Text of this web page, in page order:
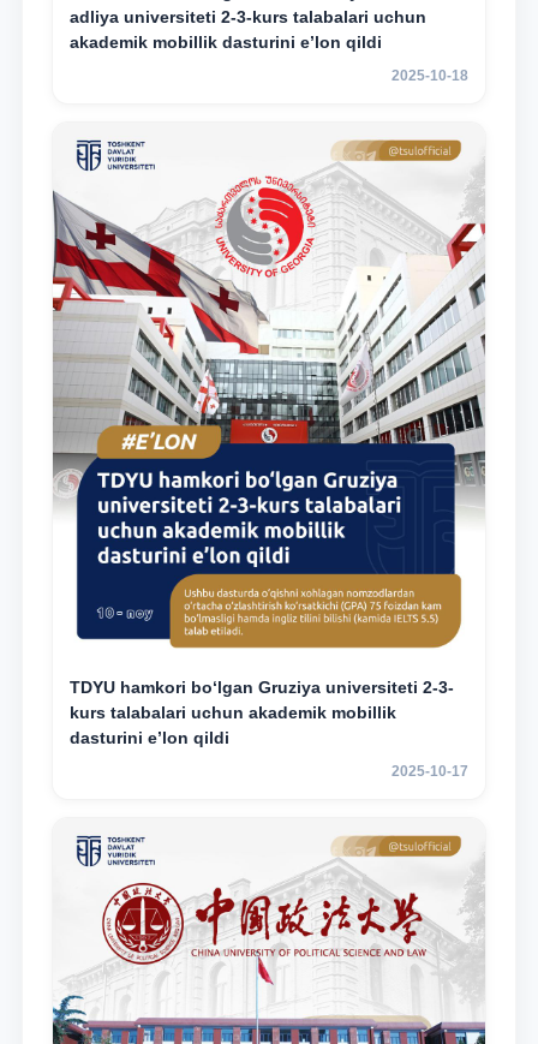
adliya universiteti 2-3-kurs talabalari uchun
akademik mobillik dasturini e’lon qildi
2025-10-18
TDYU hamkori bo‘lgan Gruziya universiteti 2-3-
kurs talabalari uchun akademik mobillik
dasturini e’lon qildi
2025-10-17